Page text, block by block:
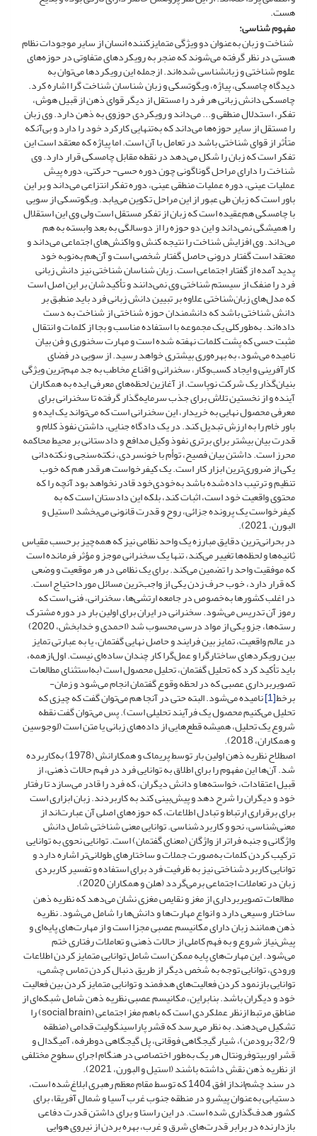
هست.
مفهوم شناسی:
شناخت و زبان به‌عنوان دو ویژگی متمایزکننده انسان از سایر موجودات نظام
هستی در نظر گرفته می‌شوند که منجر به رویکردهای متفاوتی در حوزه‌های
علوم شناختی و زبانشناسی شده‌اند. ازجمله این رویکردها می‌توان به
دیدگاه چامسکی، پیاژه، ویگوتسکی و زبان شناسان شناخت گرا اشاره کرد.
چامسکی دانش زبانی هر فرد را مستقل از دیگر قوای ذهن از قبیل هوش،
تفکر، استدلال منطقی و... می‌داند و رویکردی حوزوی به ذهن دارد. وی زبان
را مستقل از سایر حوزه‌ها می‌داند که به‌تنهایی کارکرد خود را دارد و بی‌آنکه
متأثر از قوای شناختی باشد در تعامل با آن است. اما پیاژه که معتقد است این
تفکر است که زبان را شکل می‌دهد در نقطه مقابل چامسکی قرار دارد. وی
شناخت را دارای مراحل گوناگونی چون دوره حسی- حرکتی، دوره پیش
عملیات عینی، دوره عملیات منطقی عینی، دوره تفکر انتزاعی می‌داند و بر این
باور است که زبان طی عبور از این مراحل تکوین می‌یابد. ویگوتسکی از سویی
با چامسکی هم‌عقیده است که زبان از تفکر مستقل است ولی وی این استقلال
را همیشگی نمی‌داند و این دو حوزه را از دوسالگی به بعد وابسته به هم
می‌داند. وی افزایش شناخت را نتیجه کنش و واکنش‌های اجتماعی می‌داند و
معتقد است گفتار درونی حاصل گفتار شخصی است و آن‌هم به‌نوبه خود
پدید آمده از گفتار اجتماعی است. زبان شناسان شناختی نیز دانش زبانی
فرد را منفک از سیستم شناختی وی نمی‌دانند و تأکیدشان بر این اصل است
که مدل‌های زبان‌شناختی علاوه بر تبیین دانش زبانی فرد باید منطبق بر
دانش شناختی باشد که دانشمندان حوزه شناختی از شناخت به دست
داده‌اند. به‌طورکلی یک مجموعه با استفاده مناسب و بجا از کلمات و انتقال
مثبت حسی که پشت کلمات نهفته شده است و مهارت سخنوری و فن بیان
نامیده می‌شود، به بهره‌وری بیشتری خواهد رسید. از سویی در فضای
کارآفرینی و ایجاد کسب‌وکار، سخنرانی و اقناع مخاطب به جد مهم‌ترین ویژگی
بنیان‌گذار یک شرکت نوپاست. از آغازین لحظه‌های معرفی ایده به همکاران
آینده و از نخستین تلاش برای جذب سرمایه‌گذار گرفته تا سخنرانی برای
معرفی محصول نهایی به خریدار، این سخنرانی است که می‌تواند یک ایده و
باور خام را به ارزش تبدیل کند. در یک دادگاه جنایی، داشتن نفوذ کلام و
قدرت بیان بیشتر برای برتری نفوذ وکیل مدافع و دادستانی بر محیط محاکمه
محرز است. داشتن بیان فصیح، توأم با خونسردی، نکته‌سنجی و نکته‌دانی
یکی از ضروری‌ترین ابزار کار است. یک کیفرخواست هرقدر هم که خوب
تنظیم و ترتیب داده‌شده باشد به‌خودی‌خود قادر نخواهد بود آنچه را که
محتوی واقعیت خود است، اثبات کند، بلکه این دادستان است که به
کیفرخواست یک پرونده جزائی، روح و قدرت قانونی می‌بخشد (استیل و
البورن، 2021).
در بحرانی‌ترین دقایق مبارزه یک واحد نظامی نیز که همه‌چیز برحسب مقیاس
ثانیه‌ها و لحظه‌ها تغییر می‌کند، تنها یک سخنرانی موجز و مؤثر فرمانده است
که موفقیت واحد را تضمین می‌کند. برای یک نظامی در هر موقعیت و وضعی
که قرار دارد، خوب حرف زدن یکی از واجب‌ترین مسائل مورداحتیاج است.
در اغلب کشورها به‌خصوص در جامعه ارتشی‌ها، سخنرانی، فنی است که
رموز آن تدریس می‌شود. سخنرانی در ایران برای اولین بار در دوره مشترک
رسته‌ها، جزو یکی از مواد درسی محسوب شد (احمدی و خدابخش، 2020)
در عالم واقعیت، تمایز بین فرایند و حاصل نهایی گفتمان، یا به عبارتی تمایز
بین رویکردهای ساختارگرا و عمل‌گرا کار چندان ساده‌ای نیست. اول‌ازهمه،
باید تأکید کرد که تحلیل گفتمان، تحلیل محصول است (به‌استثنای مطالعات
تصویربرداری عصبی که در لحظه وقوع گفتمان انجام می‌شود و زمان-
برخط[1] نامیده می‌شود. البته حتی در آنجا هم می‌توان گفت که چیزی که
تحلیل می‌کنیم محصول یک فرآیند تحلیلی است). پس می‌توان گفت نقطه
شروع یک تحلیل، همیشه قطع‌هایی از داده‌های زبانی یا متن است (لوجوسین
و همکاران، 2018).
اصطلاح نظریه ذهن اولین بار توسط پریماک و همکارانش (1978) به‌کاربرده
شد. آن‌ها این مفهوم را برای اطلاق به توانایی فرد در فهم حالات ذهنی، از
قبیل اعتقادات، خواسته‌ها و دانش دیگران، که فرد را قادر می‌سازد تا رفتار
خود و دیگران را شرح دهد و پیش‌بینی کند به کاربردند. زبان ابزاری است
برای برقراری ارتباط و تبادل اطلاعات، که حوزه‌های اصلی آن عبارت‌اند از
معنی‌شناسی، نحو و کاربردشناسی. توانایی معنی شناختی شامل دانش
واژگانی و جنبه فراتر از واژگان (معنای گفتمان) است. توانایی نحوی به توانایی
ترکیب کردن کلمات به‌صورت جملات و ساختارهای طولانی‌تر اشاره دارد و
توانایی کاربردشناختی نیز به ظرفیت فرد برای استفاده و تفسیر کاربردی
زبان در تعاملات اجتماعی برمی‌گردد (هلن و همکاران 2020).
مطالعات تصویربرداری از مغز و نقایص مغزی نشان می‌دهد که نظریه ذهن
ساختار وسیعی دارد و انواع مهارت‌ها و دانش‌ها را شامل می‌شود. نظریه
ذهن همانند زبان دارای مکانیسم عصبی مجزا است و از مهارت‌های پایه‌ای و
پیش‌نیاز شروع و به فهم کاملی از حالات ذهنی و تعاملات رفتاری ختم
می‌شود. این مهارت‌های پایه ممکن است شامل توانایی متمایز کردن اطلاعات
ورودی، توانایی توجه به شخص دیگر از طریق دنبال کردن تماس چشمی،
توانایی بازنمود کردن فعالیت‌های هدفمند و توانایی متمایز کردن بین فعالیت
خود و دیگران باشد. بنابراین، مکانیسم عصبی نظریه ذهن شامل شبکه‌ای از
مناطق مرتبط ازنظر عملکردی است که باهم مغز اجتماعی (social brain) را
تشکیل می‌دهند. به نظر می‌رسد که قشر پاراسینگولیت قدامی (منطقه
32/9 برودمن)، شیار گیجگاهی فوقانی، پل گیجگاهی دوطرفه، آمیگدال و
قشر اوربیتوفرونتال هر یک به‌طور اختصاصی در هنگام اجرای سطوح مختلفی
از نظریه ذهن نقش داشته باشند (استیل و البورن، 2021).
در سند چشم‌انداز افق 1404 که توسط مقام معظم رهبری ابلاغ‌شده است،
دستیابی به‌عنوان پیشرو در منطقه جنوب غرب آسیا و شمال آفریقا، برای
کشور هدف‌گذاری شده است. در این راستا و برای داشتن قدرت دفاعی
بازدارنده در برابر قدرت‌های شرق و غرب، بهره بردن از نیروی هوایی